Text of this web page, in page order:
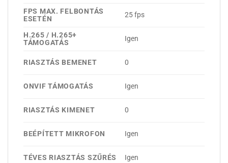
FPS MAX. FELBONTÁS
ESETÉN
25 fps
H.265 / H.265+
TÁMOGATÁS
Igen
RIASZTÁS BEMENET 0
ONVIF TÁMOGATÁS Igen
RIASZTÁS KIMENET 0
BEÉPÍTETT MIKROFON Igen
TÉVES RIASZTÁS SZŰRÉS Igen